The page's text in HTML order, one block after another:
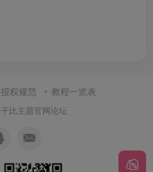
授权规范 教程一览表
子比主题官网论坛